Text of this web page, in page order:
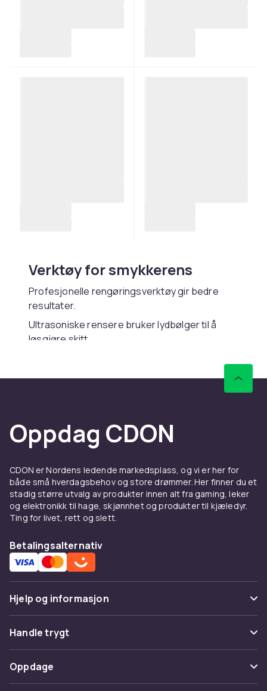
Verktøy for smykkerens
Profesjonelle rengøringsverktøy gir bedre
resultater.
Ultrasoniske rensere bruker lydbølger til å
løsgjøre skitt.
Hos CDON finner du et komplett sortiment av
ringer,øredobber, armbånd , brosjer, anheng
og
smykkesett.
Smykker er et av de mest personlige
uttrykkene for hvem vi er. Invester i smykker av
god kvalitet i nikkelfrie materialer for lang
holdbarhet. Vedlikehold smykkene med jevnlig
rengjøring og korrekt oppbevaring.
Smykker er en av de mest personlige og
meningsfulle gavene du kan gi eller motta. Et
velvalgt smykke forteller en historie, markerer
stil. Hos CDON finner du smykker til alle
budsjetter og anledninger. Sortimentet dekker
halskjeder
Vedlikehold av smykkene er avgjørende for å
Oppdag CDON
CDON er Nordens ledende markedsplass, og vi er her for
både små hverdagsbehov og store drømmer. Her finner du et
stadig større utvalg av produkter innen alt fra gaming, leker
og elektronikk til hage, skjønnhet og produkter til kjæledyr.
Ting for livet, rett og slett.
Betalingsalternativ
Hjelp og informasjon
Vanlige spørsmål
Spor pakke
Angre & returner her
Handle trygt
Betaling
Levering
Oppdage